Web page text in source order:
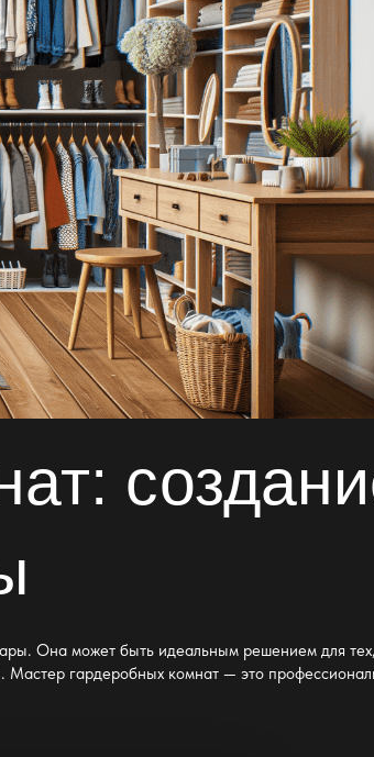
:
Она может быть идеальным решением для
Мастер гардеробных комнат — это